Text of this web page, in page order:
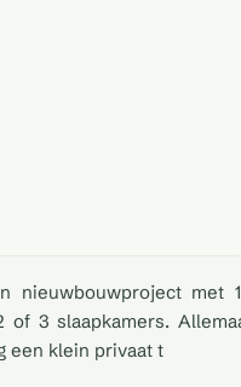
nieuwbouwproject met
of 3 slaapkamers.
een klein privaat t